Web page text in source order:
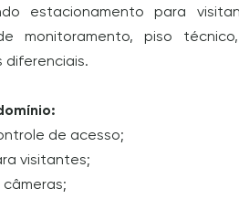
estacionamento para
monitoramento, piso
diferenciais.
de acesso;
visitantes;